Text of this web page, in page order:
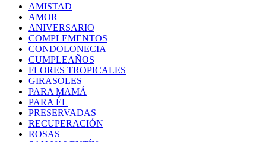
AMISTAD
AMOR
ANIVERSARIO
COMPLEMENTOS
CONDOLONECIA
CUMPLEAÑOS
FLORES TROPICALES
GIRASOLES
PARA MAMÁ
PARA ÉL
PRESERVADAS
RECUPERACIÓN
ROSAS